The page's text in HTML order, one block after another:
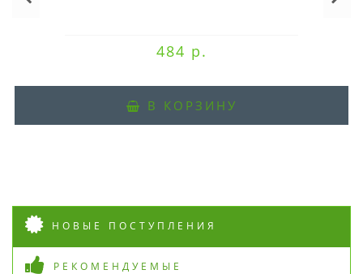
484 р.
В КОРЗИНУ
НОВЫЕ ПОСТУПЛЕНИЯ
РЕКОМЕНДУЕМЫЕ